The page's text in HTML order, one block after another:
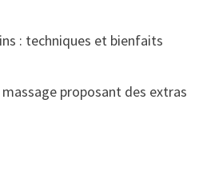
: techniques et bienfaits
proposant des extras